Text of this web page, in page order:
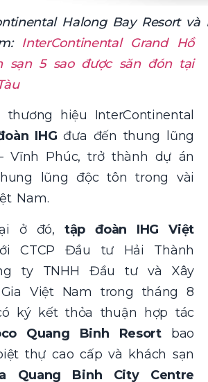
Halong Bay Resort
InterContinental Grand Hồ
sạn 5 sao được săn đón tại
hiệu InterContinental
IHGđưa đến thung lũng
Vĩnh Phúc, trở thành dự án
lũng độc tôn trong vài
Nam.
ở đó, tập đoàn IHG Việt
CTCP Đầu tư Hải Thành
ty TNHH Đầu tư và Xây
Việt Nam
trong tháng 8
ký kết thỏa thuận hợp tác
Quang Binh Resort bao
thự cao cấp và khách sạn
Quang Binh City Centre